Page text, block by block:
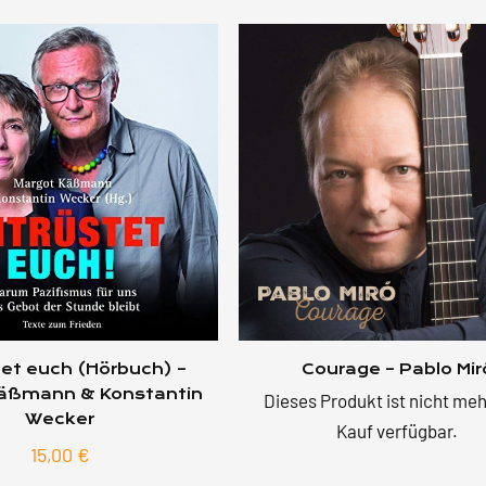
euch (Hörbuch) –
& Konstantin
Wecker
15,00 €
Courage – Pablo
Dieses Produkt ist nicht
Kauf verfügbar.